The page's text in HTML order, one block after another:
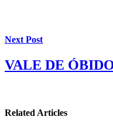
Next Post
VALE DE
Related Articles